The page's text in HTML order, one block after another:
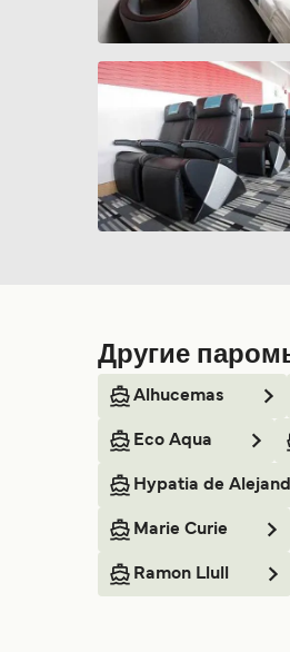
Другие
Alhucemas
Eco Aqua
Hypatia de
Marie Curie
Ramon Llull